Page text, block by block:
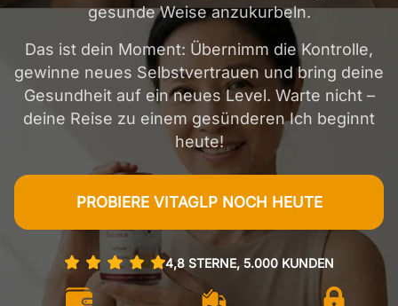
gesunde Weise anzukurbeln.
Das ist dein Moment: Übernimm die Kontrolle,
gewinne neues Selbstvertrauen und bring deine
Gesundheit auf ein neues Level. Warte nicht –
deine Reise zu einem gesünderen Ich beginnt
heute!
PROBIERE VITAGLP NOCH HEUTE
4,8 STERNE, 5.000 KUNDEN